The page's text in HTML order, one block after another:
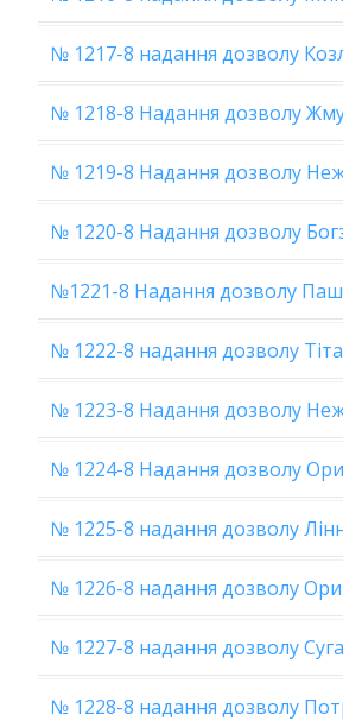
№ 1217-8 надання дозволу
№ 1218-8 Надання дозволу
№ 1219-8 Надання дозволу
№ 1220-8 Надання дозволу
№1221-8 Надання дозволу
№ 1222-8 надання дозволу
№ 1223-8 Надання дозволу
№ 1224-8 Надання дозволу
№ 1225-8 надання дозволу
№ 1226-8 надання дозволу
№ 1227-8 надання дозволу
№ 1228-8 надання дозволу